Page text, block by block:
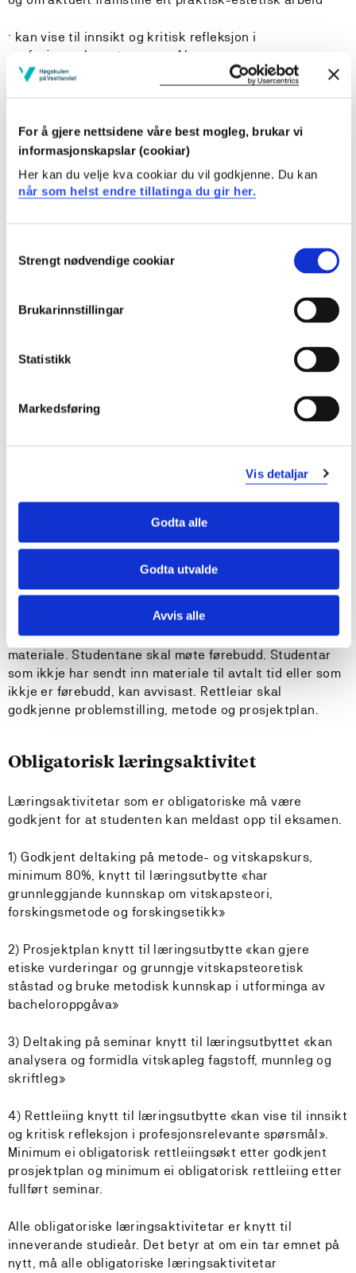
For å gjere nettsidene våre best mogleg, brukar vi
informasjonskapslar (cookiar)
Her kan du velje kva cookiar du vil godkjenne. Du kan
når som helst endre tillatinga du gir her.
Selection
Strengt nødvendige cookiar
Brukarinnstillingar
Statistikk
Markedsføring
Vis detaljar
Godta alle
Godta utvalde
Avvis alle
· kan vise til innsikt og kritisk refleksjon i
profesjonsrelevante spørsmål
- meistrer norsk språk på ein kvalifisert måte i
profesjonssamanheng.
- kan formidle sentralt fagstoff munnleg og skriftleg,
med andre
Krav til forkunnskapar
Studentane må forvente 400 arbeidstimar til
læringsaktivitetar, undervisning og arbeid med oppgåva.
Sjølvstendig arbeid med oppgåva blir vektlagt i heile
prosessen. Undervisninga vil bestå av førelesningar om
vitskapsteori og forskingsmetode, seminar, og rettleiing
knytt til arbeid med bacheloroppgåva.
Rettleiing
Rettleiing vert gitt på grunnlag av innsendt skriftleg
materiale. Studentane skal møte førebudd. Studentar
som ikkje har sendt inn materiale til avtalt tid eller som
ikkje er førebudd, kan avvisast. Rettleiar skal
godkjenne problemstilling, metode og prosjektplan.
Obligatorisk læringsaktivitet
Læringsaktivitetar som er obligatoriske må være
godkjent for at studenten kan meldast opp til eksamen.
1) Godkjent deltaking på metode- og vitskapskurs,
minimum 80%, knytt til læringsutbytte «har
grunnleggjande kunnskap om vitskapsteori,
forskingsmetode og forskingsetikk»
2) Prosjektplan knytt til læringsutbytte «kan gjere
etiske vurderingar og grunngje vitskapsteoretisk
ståstad og bruke metodisk kunnskap i utforminga av
bacheloroppgåva»
3) Deltaking på seminar knytt til læringsutbyttet «kan
analysera og formidla vitskapleg fagstoff, munnleg og
skriftleg»
4) Rettleiing knytt til læringsutbytte «kan vise til innsikt
og kritisk refleksjon i profesjonsrelevante spørsmål».
Minimum ei obligatorisk rettleiingsøkt etter godkjent
prosjektplan og minimum ei obligatorisk rettleiing etter
fullført seminar.
Alle obligatoriske læringsaktivitetar er knytt til
inneverande studieår. Det betyr at om ein tar emnet på
nytt, må alle obligatoriske læringsaktivitetar